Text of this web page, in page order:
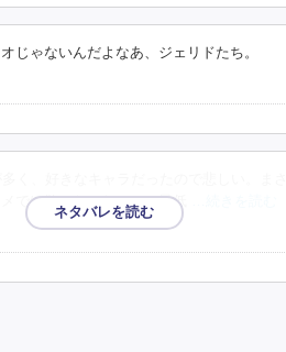
じゃないんだよなあ、ジェリドたち。
では散々だったので、最低